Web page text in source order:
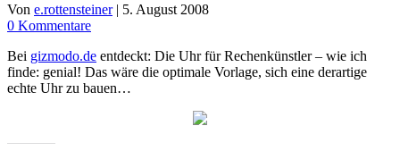
Von e.rottensteiner | 5. August 2008
0 Kommentare
Bei gizmodo.de entdeckt: Die Uhr für Rechenkünstler – wie ich
finde: genial! Das wäre die optimale Vorlage, sich eine derartige
echte Uhr zu bauen…